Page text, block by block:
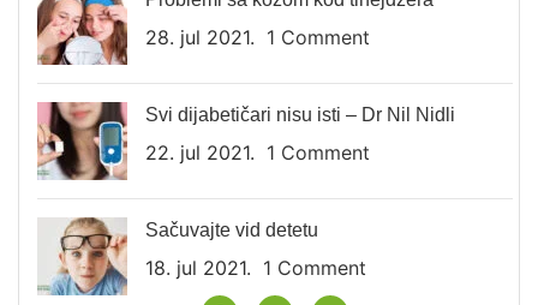
28. jul 2021. 1 Comment
Svi dijabetičari nisu isti – Dr Nil Nidli
22. jul 2021. 1 Comment
Sačuvajte vid detetu
18. jul 2021. 1 Comment